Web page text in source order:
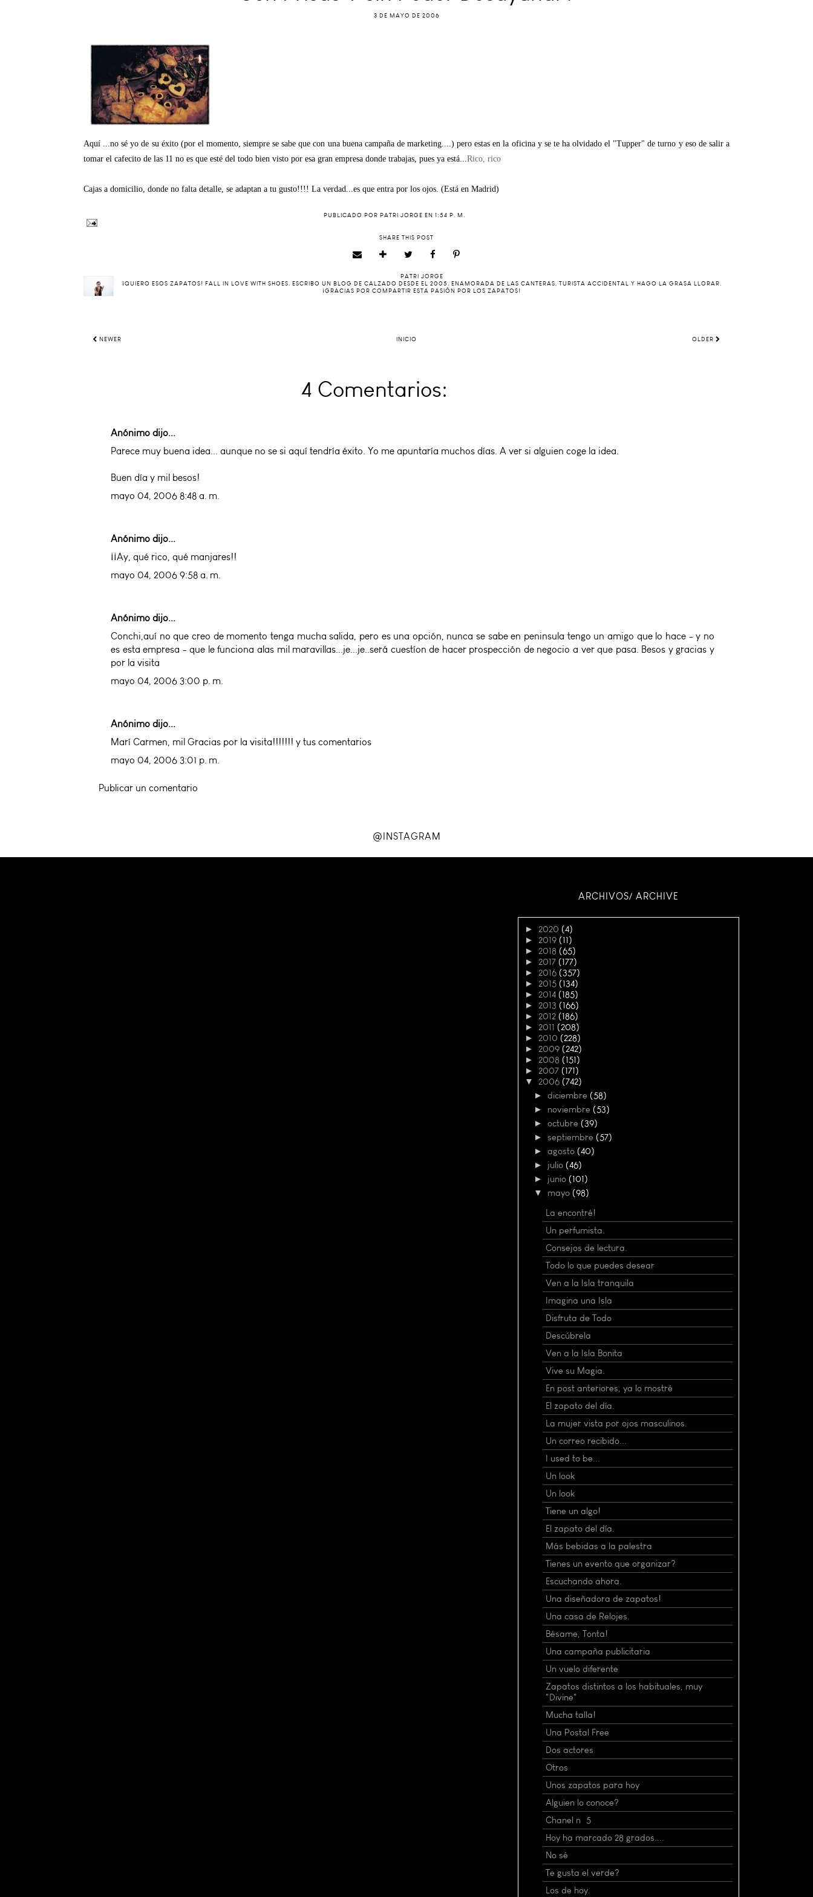
3 DE MAYO DE 2006
Aquí ...no sé yo de su éxito (por el momento, siempre se sabe que con una buena campaña de marketing....) pero estas en la oficina y se te ha olvidado el "Tupper" de turno y eso de salir a
tomar el cafecito de las 11 no es que esté del todo bien visto por esa gran empresa donde trabajas, pues ya está...Rico, rico
Cajas a domicilio, donde no falta detalle, se adaptan a tu gusto!!!! La verdad...es que entra por los ojos. (Está en Madrid)
PUBLICADO POR PATRI JORGE EN 1:54 P. M.
SHARE THIS POST
PATRI JORGE
¡QUIERO ESOS ZAPATOS! FALL IN LOVE WITH SHOES. ESCRIBO UN BLOG DE CALZADO DESDE EL 2005. ENAMORADA DE LAS CANTERAS, TURISTA ACCIDENTAL Y HAGO LA GRASA LLORAR.
¡GRACIAS POR COMPARTIR ESTA PASIÓN POR LOS ZAPATOS!
NEWER INICIO OLDER
4 Comentarios:
Anónimo dijo...
Parece muy buena idea... aunque no se si aquí tendría éxito. Yo me apuntaría muchos días. A ver si alguien coge la idea.
Buen día y mil besos!
mayo 04, 2006 8:48 a. m.
Anónimo dijo...
¡¡Ay, qué rico, qué manjares!!
mayo 04, 2006 9:58 a. m.
Anónimo dijo...
Conchi,auí no que creo de momento tenga mucha salida, pero es una opción, nunca se sabe en peninsula tengo un amigo que lo hace - y no
es esta empresa - que le funciona alas mil maravillas...je...je..será cuestíon de hacer prospección de negocio a ver que pasa. Besos y gracias y
por la visita
mayo 04, 2006 3:00 p. m.
Anónimo dijo...
Marí Carmen, mil Gracias por la visita!!!!!!! y tus comentarios
mayo 04, 2006 3:01 p. m.
Publicar un comentario
@INSTAGRAM
ARCHIVOS/ ARCHIVE
► 2020 (4)
► 2019 (11)
► 2018 (65)
► 2017 (177)
► 2016 (357)
► 2015 (134)
► 2014 (185)
► 2013 (166)
► 2012 (186)
► 2011 (208)
► 2010 (228)
► 2009 (242)
► 2008 (151)
► 2007 (171)
▼ 2006 (742)
► diciembre (58)
► noviembre (53)
► octubre (39)
► septiembre (57)
► agosto (40)
► julio (46)
► junio (101)
▼ mayo (98)
La encontré!
Un perfumista.
Consejos de lectura.
Todo lo que puedes desear
Ven a la Isla tranquila
Imagina una Isla
Disfruta de Todo
Descúbrela
Ven a la Isla Bonita
Vive su Magia.
En post anteriores, ya lo mostré
El zapato del día.
La mujer vista por ojos masculinos.
Un correo recibido...
I used to be...
Un look
Un look
Tiene un algo!
El zapato del día.
Más bebidas a la palestra
Tienes un evento que organizar?
Escuchando ahora.
Una diseñadora de zapatos!
Una casa de Relojes.
Bésame, Tonta!
Una campaña publicitaria
Un vuelo diferente
Zapatos distintos a los habituales, muy
"Divine"
Mucha talla!
Una Postal Free
Dos actores
Otros
Unos zapatos para hoy
Alguien lo conoce?
Chanel nº 5
Hoy ha marcado 28 grados....
No sé
Te gusta el verde?
Los de hoy.